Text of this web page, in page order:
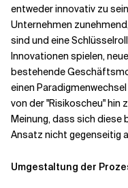
entweder innovativ zu
Unternehmen
sind und eine
Innovationen spielen,
bestehende
einen
von der"Risikoscheu"hin
Meinung, dass sich diese
Ansatz nicht gegenseitig
Umgestaltung der